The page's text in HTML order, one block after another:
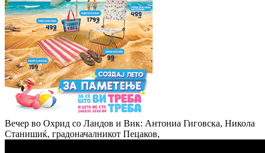
Вечер во Охрид со Ландов и Вик: Антониа Гиговска, Никола
Станишиќ, градоначалникот Пецаков,